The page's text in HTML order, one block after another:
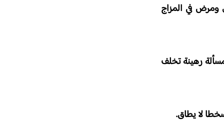
ومرض في المزاج
رهينة تخلف
لا يطاق.